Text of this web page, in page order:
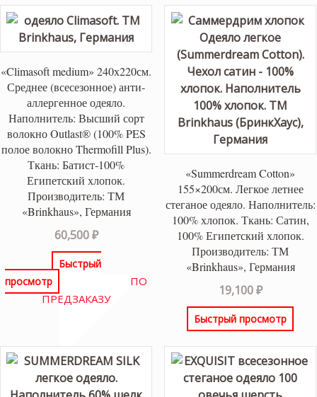
«Climasoft medium» 240х220см.
Среднее (всесезонное) анти-
аллергенное одеяло.
Наполнитель: Высший сорт
волокно Outlast® (100% PES
полое волокно Thermofill Plus).
Ткань: Батист-100%
Египетский хлопок.
Производитель: ТМ
«Brinkhaus», Германия
60,500₽
Быстрый
просмотр
ПО
ПРЕДЗАКАЗУ
«Summerdream Cotton»
155×200см. Легкое летнее
стеганое одеяло. Наполнитель:
100% хлопок. Ткань: Сатин,
100% Египетский хлопок.
Производитель: ТМ
«Brinkhaus», Германия
19,100₽
Быстрый просмотр